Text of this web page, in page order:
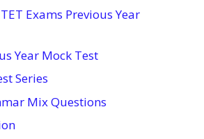
Exams Previous Year
Year Mock Test
Series
Mix Questions